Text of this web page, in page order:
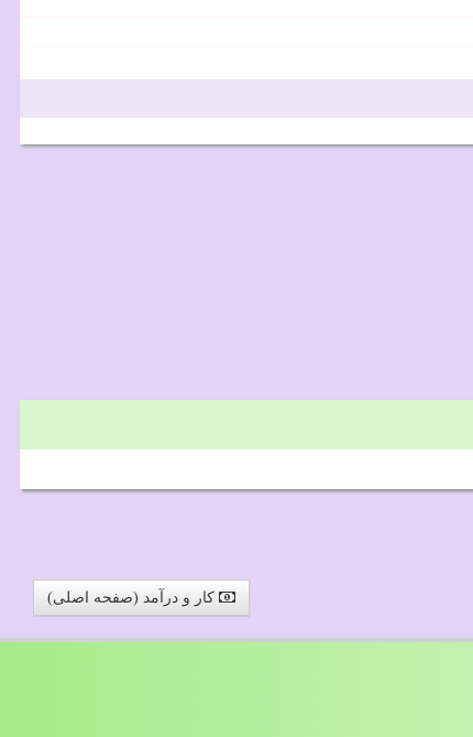
کار و درآمد (صفحه اصلی)